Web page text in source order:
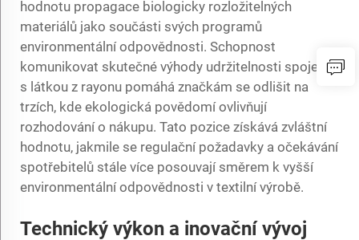
hodnotu propagace biologicky rozložitelných
materiálů jako součásti svých programů
environmentální odpovědnosti. Schopnost
komunikovat skutečné výhody udržitelnosti spojené
s látkou z rayonu pomáhá značkám se odlišit na
trzích, kde ekologická povědomí ovlivňují
rozhodování o nákupu. Tato pozice získává zvláštní
hodnotu, jakmile se regulační požadavky a očekávání
spotřebitelů stále více posouvají směrem k vyšší
environmentální odpovědnosti v textilní výrobě.
Technický výkon a inovační vývoj